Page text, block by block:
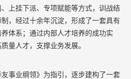
上挂下派、专项赋能等方式，训战结
，经过十余年沉淀，形成了一套具有
体系；通过内部人才培养的成功实
量人才，支撑业务发展。
事业纲领》为指引，逐步建构了一套